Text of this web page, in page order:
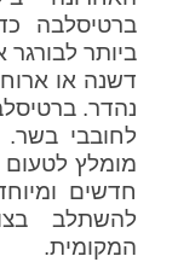
ברטיסלבה
ביותר לבורגר
דשנה או
נהדר.
לחובבי
מומלץ לטעום
חדשים
להשתלב
המקומית.